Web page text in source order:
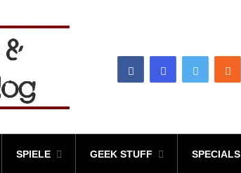
SPIELE GEEK STUFF SPECIALS